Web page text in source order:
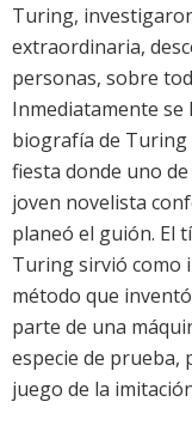
Turing,
extraordinaria,
personas, sobre
Inmediatamente se
biografía de Turing
fiesta donde uno
joven novelista
planeó el guión. El
Turing sirvió como
método que
parte de una
especie de prueba,
juego de la